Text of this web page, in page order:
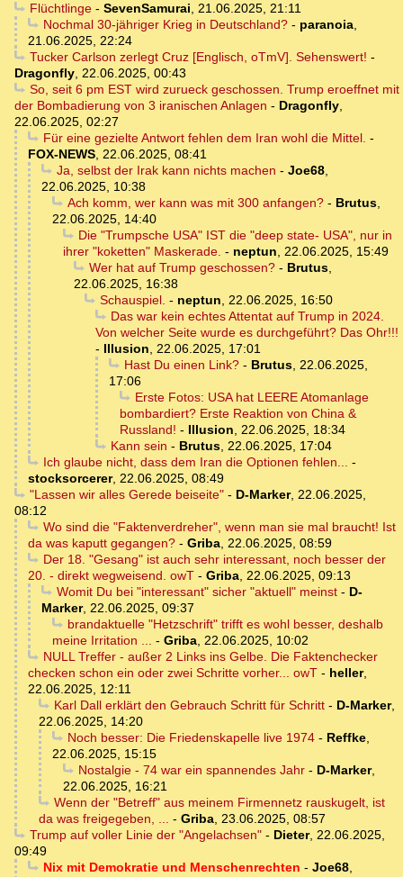
Flüchtlinge- SevenSamurai, 21.06.2025, 21:11
Nochmal 30-jähriger Krieg in Deutschland?- paranoia,
21.06.2025, 22:24
Tucker Carlson zerlegt Cruz [Englisch, oTmV]. Sehenswert! -
Dragonfly, 22.06.2025, 00:43
So, seit 6 pm EST wird zurueck geschossen. Trump eroeffnet mit
der Bombadierung von 3 iranischen Anlagen - Dragonfly,
22.06.2025, 02:27
Für eine gezielte Antwort fehlen dem Iran wohl die Mittel. -
FOX-NEWS, 22.06.2025, 08:41
Ja, selbst der Irak kann nichts machen - Joe68,
22.06.2025, 10:38
Ach komm, wer kann was mit 300 anfangen?- Brutus,
22.06.2025, 14:40
Die "Trumpsche USA" IST die "deep state- USA", nur in
ihrer "koketten" Maskerade. - neptun, 22.06.2025, 15:49
Wer hat auf Trump geschossen?- Brutus,
22.06.2025, 16:38
Schauspiel. - neptun, 22.06.2025, 16:50
Das war kein echtes Attentat auf Trump in 2024.
Von welcher Seite wurde es durchgeführt? Das Ohr!!!
- Illusion, 22.06.2025, 17:01
Hast Du einen Link?- Brutus, 22.06.2025,
17:06
Erste Fotos: USA hat LEERE Atomanlage
bombardiert? Erste Reaktion von China &
Russland! - Illusion, 22.06.2025, 18:34
Kann sein - Brutus, 22.06.2025, 17:04
Ich glaube nicht, dass dem Iran die Optionen fehlen... -
stocksorcerer, 22.06.2025, 08:49
"Lassen wir alles Gerede beiseite"- D-Marker, 22.06.2025,
08:12
Wo sind die "Faktenverdreher", wenn man sie mal braucht! Ist
da was kaputt gegangen? - Griba, 22.06.2025, 08:59
Der 18. "Gesang" ist auch sehr interessant, noch besser der
20. - direkt wegweisend. owT - Griba, 22.06.2025, 09:13
Womit Du bei "interessant" sicher "aktuell" meinst- D-
Marker, 22.06.2025, 09:37
brandaktuelle "Hetzschrift" trifft es wohl besser, deshalb
meine Irritation ... - Griba, 22.06.2025, 10:02
NULL Treffer - außer 2 Links ins Gelbe. Die Faktenchecker
checken schon ein oder zwei Schritte vorher... owT - heller,
22.06.2025, 12:11
Karl Dall erklärt den Gebrauch Schritt für Schritt- D-Marker,
22.06.2025, 14:20
Noch besser: Die Friedenskapelle live 1974- Reffke,
22.06.2025, 15:15
Nostalgie - 74 war ein spannendes Jahr- D-Marker,
22.06.2025, 16:21
Wenn der "Betreff" aus meinem Firmennetz rauskugelt, ist
da was freigegeben, ... - Griba, 23.06.2025, 08:57
Trump auf voller Linie der "Angelachsen"- Dieter, 22.06.2025,
09:49
Nix mit Demokratie und Menschenrechten - Joe68,